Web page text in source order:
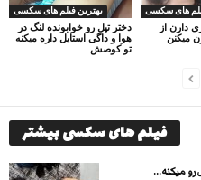
بهترین فیلم های سکسی
دختر تپل رو خوابونده لنگ در
هوا و داگی استایل داره میکنه
تو کوصش
های سکسی
دارن از
میکنن
فیلم های سکسی بیشتر
میکنه...